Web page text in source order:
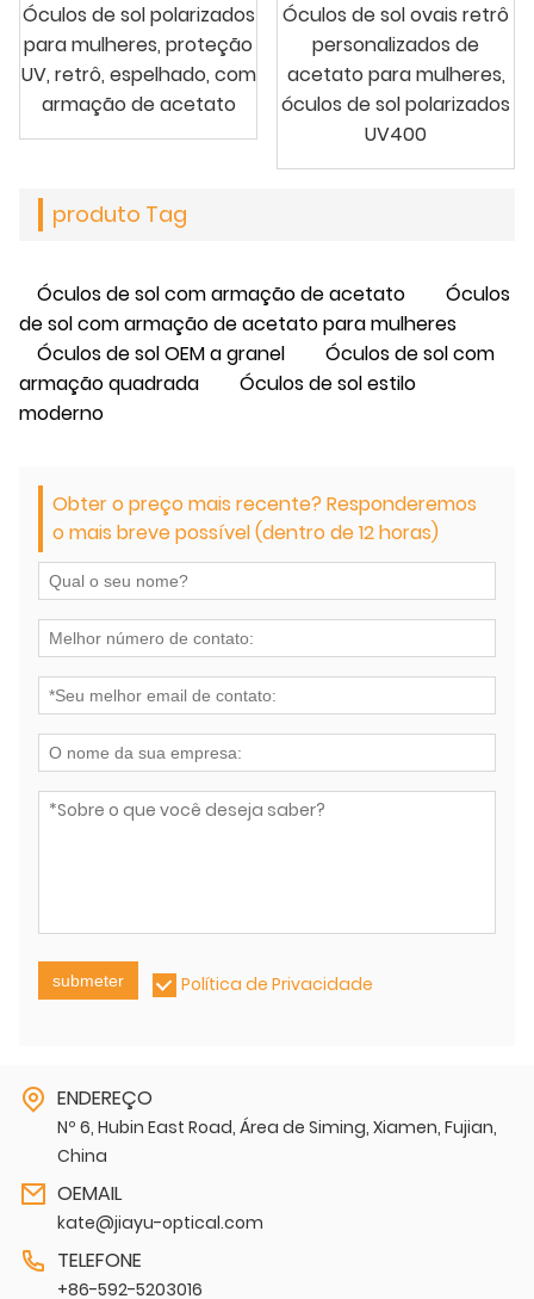
Óculos de sol polarizados
para mulheres, proteção
UV, retrô, espelhado, com
armação de acetato
Óculos de sol ovais retrô
personalizados de
acetato para mulheres,
óculos de sol polarizados
UV400
produto Tag
Óculos de sol com armação de acetato
Óculos
de sol com armação de acetato para mulheres
Óculos de sol OEM a granel
Óculos de sol com
armação quadrada
Óculos de sol estilo
moderno
Obter o preço mais recente? Responderemos
o mais breve possível (dentro de 12 horas)
submeter Política de Privacidade
ENDEREÇO
Nº 6, Hubin East Road, Área de Siming, Xiamen, Fujian,
China
OEMAIL
kate@jiayu-optical.com
TELEFONE
+86-592-5203016